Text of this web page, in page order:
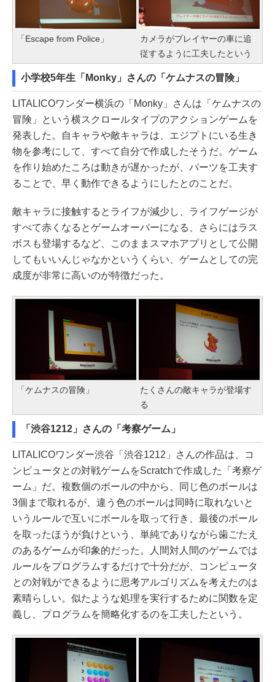
「Escape from Police」
カメラがプレイヤーの車に追
従するように工夫したという
小学校5年生「Monky」さんの「ケムナスの冒険」
LITALICOワンダー横浜の「Monky」さんは「ケムナスの
冒険」という横スクロールタイプのアクションゲームを
発表した。自キャラや敵キャラは、エジプトにいる生き
物を参考にして、すべて自分で作成したそうだ。ゲーム
を作り始めたころは動きが遅かったが、パーツを工夫す
ることで、早く動作できるようにしたとのことだ。
敵キャラに接触するとライフが減少し、ライフゲージが
すべて赤くなるとゲームオーバーになる、さらにはラス
ボスも登場するなど、このままスマホアプリとして公開
してもいいんじゃなかというくらい、ゲームとしての完
成度が非常に高いのが特徴だった。
「ケムナスの冒険」
たくさんの敵キャラが登場す
る
「渋谷1212」さんの「考察ゲーム」
LITALICOワンダー渋谷「渋谷1212」さんの作品は、コ
ンピュータとの対戦ゲームをScratchで作成した「考察ゲ
ーム」だ。複数個のボールの中から、同じ色のボールは
3個まで取れるが、違う色のボールは同時に取れないと
いうルールで互いにボールを取って行き、最後のボール
を取ったほうが負けという、単純でありながら歯ごたえ
のあるゲームが印象的だった。人間対人間のゲームでは
ルールをプログラムするだけで十分だが、コンピュータ
との対戦ができるように思考アルゴリズムを考えたのは
素晴らしい。似たような処理を実行するために関数を定
義し、プログラムを簡略化するのを工夫したという。